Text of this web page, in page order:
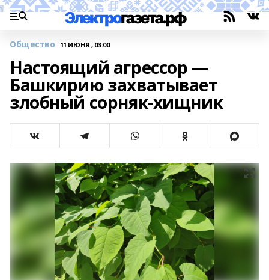
Общество 11 ИЮНЯ , 03:00
Настоящий агрессор —
Башкирию захватывает
злобный сорняк-хищник